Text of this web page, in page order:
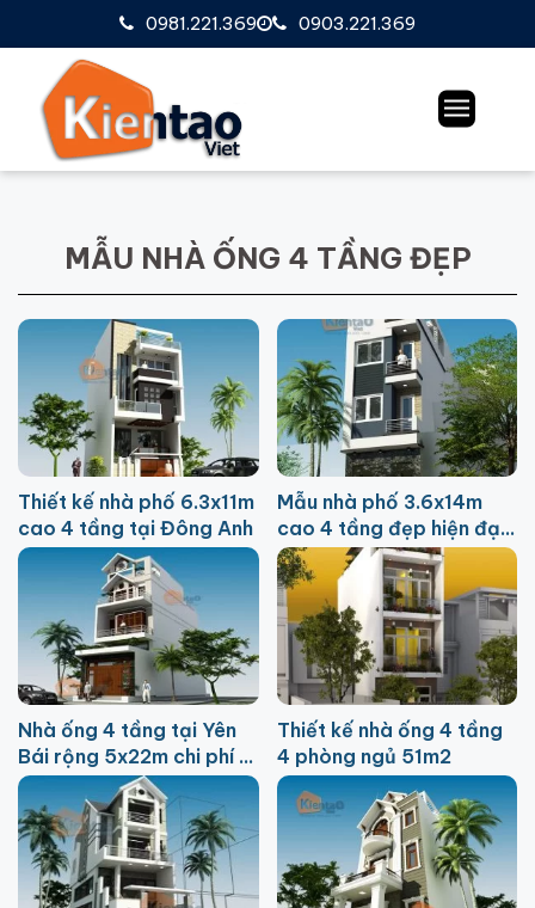
0903.221.369
0981.221.369
MẪU NHÀ ỐNG 4 TẦNG ĐẸP
Thiết kế nhà phố 6.3x11m
cao 4 tầng tại Đông Anh
Mẫu nhà phố 3.6x14m
cao 4 tầng đẹp hiện đại
chi phí 800 triệu đồng
Nhà ống 4 tầng tại Yên
Bái rộng 5x22m chi phí 2
tỷ
Thiết kế nhà ống 4 tầng
4 phòng ngủ 51m2